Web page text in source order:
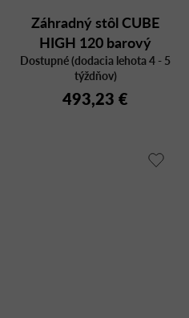
Záhradný stôl CUBE
HIGH 120 barový
Dostupné (dodacia lehota 4 - 5
týždňov)
493,23 €